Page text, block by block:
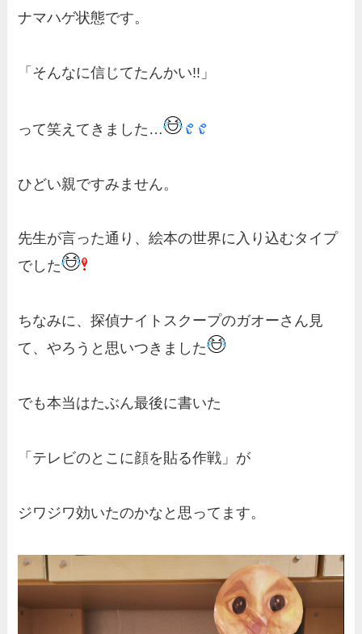
ナマハゲ状態です。
「そんなに信じてたんかい!!」
って笑えてきました…
ひどい親ですみません。
先生が言った通り、絵本の世界に入り込むタイプ
でした
ちなみに、探偵ナイトスクープのガオーさん見
て、やろうと思いつきました
でも本当はたぶん最後に書いた
「テレビのとこに顔を貼る作戦」が
ジワジワ効いたのかなと思ってます。